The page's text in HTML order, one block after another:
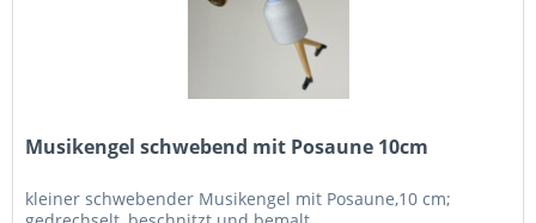
Musikengel schwebend mit Posaune 10cm
kleiner schwebender Musikengel mit Posaune,10 cm;